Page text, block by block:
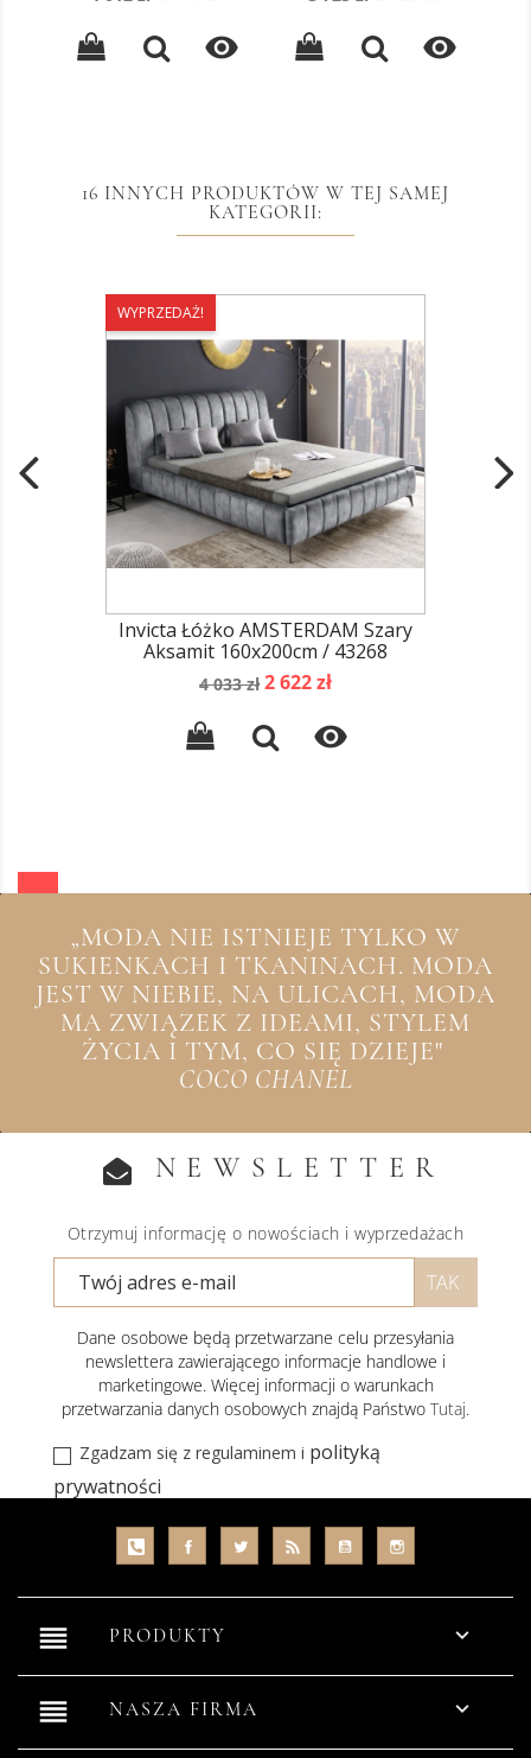
 
16 INNYCH PRODUKTÓW W TEJ SAMEJ
KATEGORII:
WYPRZEDAŻ!
Invicta Łóżko AMSTERDAM Szary
Aksamit 160x200cm / 43268
Cena
4 033 zł Cena
2 622 zł

„MODA NIE ISTNIEJE TYLKO W
SUKIENKACH I TKANINACH. MODA
JEST W NIEBIE, NA ULICACH, MODA
MA ZWIĄZEK Z IDEAMI, STYLEM
ŻYCIA I TYM, CO SIĘ DZIEJE"
COCO CHANEL
NEWSLETTER
Otrzymuj informację o nowościach i wyprzedażach
Dane osobowe będą przetwarzane celu przesyłania
newslettera zawierającego informacje handlowe i
marketingowe. Więcej informacji o warunkach
przetwarzania danych osobowych znajdą Państwo Tutaj.
Zgadzam się z regulaminem i polityką
prywatności
reorder PRODUKTY 
reorder NASZA FIRMA 